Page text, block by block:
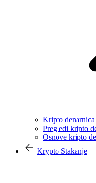
Kripto
Pregledi kripto
Osnove kripto
Krypto Stakanje